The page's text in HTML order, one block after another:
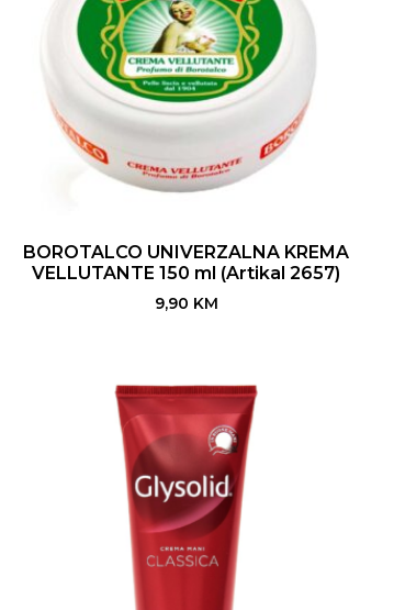
BOROTALCO UNIVERZALNA KREMA
VELLUTANTE 150 ml (Artikal 2657)
9,90 KM